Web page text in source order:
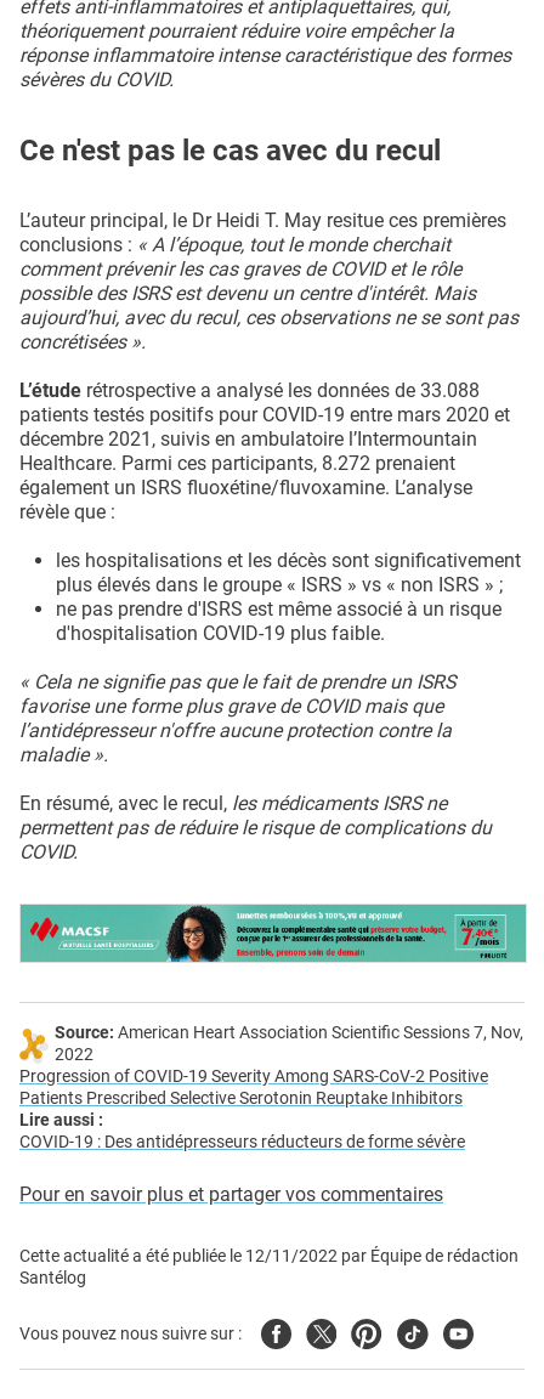
effets anti-inflammatoires et antiplaquettaires, qui,
théoriquement pourraient réduire voire empêcher la
réponse inflammatoire intense caractéristique des formes
sévères du COVID.
Ce n'est pas le cas avec du recul
L’auteur principal, le Dr Heidi T. May resitue ces premières
conclusions : « A l’époque, tout le monde cherchait
comment prévenir les cas graves de COVID et le rôle
possible des ISRS est devenu un centre d'intérêt. Mais
aujourd’hui, avec du recul, ces observations ne se sont pas
concrétisées ».
L’étude rétrospective a analysé les données de 33.088
patients testés positifs pour COVID-19 entre mars 2020 et
décembre 2021, suivis en ambulatoire l’Intermountain
Healthcare. Parmi ces participants, 8.272 prenaient
également un ISRS fluoxétine/fluvoxamine. L’analyse
révèle que :
les hospitalisations et les décès sont significativement
plus élevés dans le groupe « ISRS » vs « non ISRS » ;
ne pas prendre d'ISRS est même associé à un risque
d'hospitalisation COVID-19 plus faible.
« Cela ne signifie pas que le fait de prendre un ISRS
favorise une forme plus grave de COVID mais que
l’antidépresseur n'offre aucune protection contre la
maladie ».
En résumé, avec le recul, les médicaments ISRS ne
permettent pas de réduire le risque de complications du
COVID.
Source: American Heart Association Scientific Sessions 7, Nov,
2022
Progression of COVID-19 Severity Among SARS-CoV-2 Positive
Patients Prescribed Selective Serotonin Reuptake Inhibitors
Lire aussi :
COVID-19 : Des antidépresseurs réducteurs de forme sévère
Pour en savoir plus et partager vos commentaires
Cette actualité a été publiée le 12/11/2022 par Équipe de rédaction
Santélog
Vous pouvez nous suivre sur : FacebookTwitterPinterest
TiktokYoutube